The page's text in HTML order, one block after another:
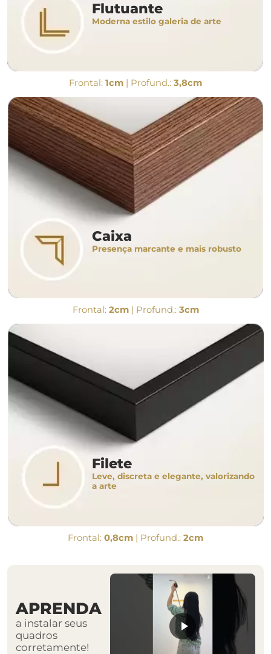
Flutuante
Moderna estilo galeria de arte
Frontal: 1cm | Profund.: 3,8cm
Caixa
Presença marcante e mais robusto
Frontal: 2cm| Profund.: 3cm
Filete
Leve, discreta e elegante, valorizando
a arte
Frontal: 0,8cm | Profund.: 2cm
APRENDA
a instalar seus
quadros
corretamente!